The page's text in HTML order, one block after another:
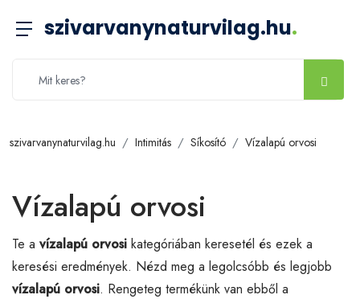
szivarvanynaturvilag.hu.
szivarvanynaturvilag.hu Intimitás Síkosító Vízalapú orvosi
Vízalapú orvosi
Te a vízalapú orvosi kategóriában keresetél és ezek a
keresési eredmények. Nézd meg a legolcsóbb és legjobb
vízalapú orvosi. Rengeteg termékünk van ebből a